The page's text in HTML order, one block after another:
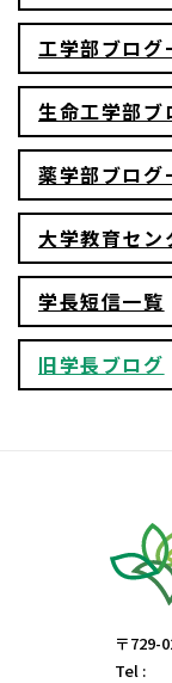
工学部ブログ
生命工学部ブ
薬学部ブログ
大学教育セン
学長短信一覧
旧学長ブログ
〒729-
Tel :